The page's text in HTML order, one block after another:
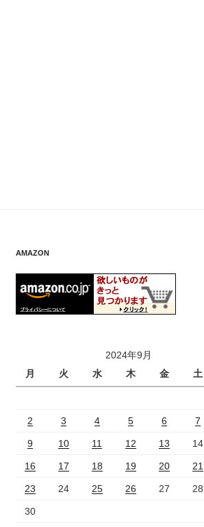
AMAZON
2024年9月
月
火 水 木 金 土
2 3 4 5 6 7
9 10 11 12 13 14
16 17 18 19 20 21
23 24 25 26 27 28
30